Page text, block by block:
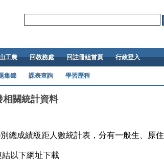
工農 回教務處 回註冊組首頁 行政登入
集錦 課表查詢 學習歷程
關統計資料
總成績級距人數統計表 ，分有一般生、原住
結以下網址下載